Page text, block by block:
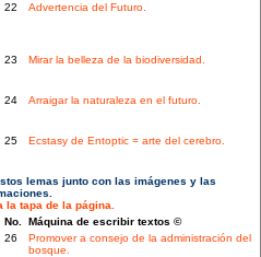
22 Advertencia del Futuro.
23 Mirar la belleza de la biodiversidad.
24 Arraigar la naturaleza en el futuro.
25 Ecstasy de Entoptic = arte del cerebro.
lemas junto con las imágenes y las
la tapa de la página.
No. Máquina de escribir textos ©
26
Promover a consejo de la administración del
bosque.